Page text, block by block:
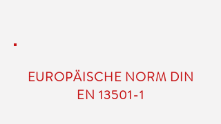
EUROPÄISCHE NORM DIN
EN 13501-1